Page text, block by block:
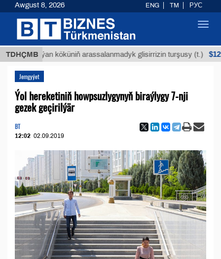
TDHÇMB
Buýan köküniň arassalanmadyk glisirrizin turşusy (t.) $12935,18
Jemgyýet
Ýol hereketiniň howpsuzlygynyň biraýlygy 7-nji
gezek geçirilýär
BT
12:02 02.09.2019
Awgust 8, 2026 ENG TM РУС